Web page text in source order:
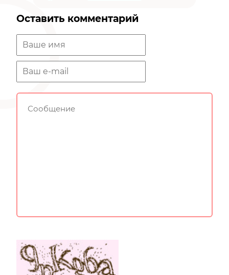
Оставить комментарий